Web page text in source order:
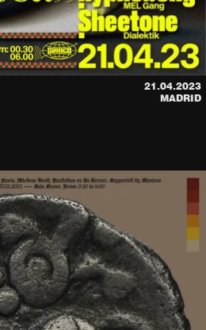
21.04.2023
MADRID